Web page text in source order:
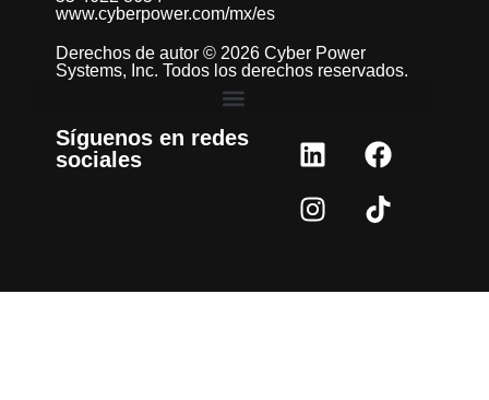
www.cyberpower.com/mx/es
Derechos de autor © 2026 Cyber Power
Systems, Inc. Todos los derechos reservados.
Síguenos en redes
sociales